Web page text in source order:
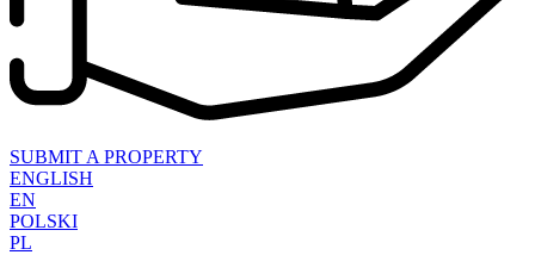
SUBMIT A PROPERTY
ENGLISH
EN
POLSKI
PL